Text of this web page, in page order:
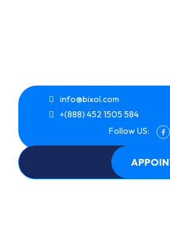
info@bixol.com
+(888) 452 1505 584
Follow US: